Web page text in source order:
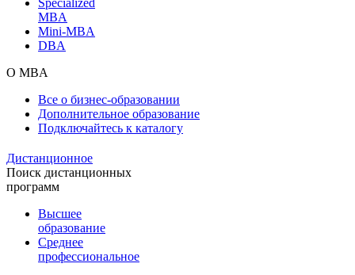
MBA
Mini-MBA
DBA
О MBA
Все о бизнес-образовании
Дополнительное образование
Подключайтесь к каталогу
Дистанционное
Поиск дистанционных
программ
Высшее
образование
Среднее
профессиональное